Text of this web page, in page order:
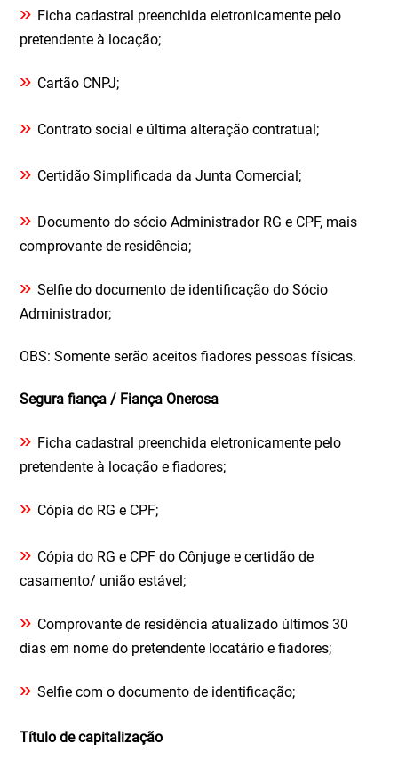
» Ficha cadastral preenchida eletronicamente pelo
pretendente à locação;
» Cartão CNPJ;
» Contrato social e última alteração contratual;
» Certidão Simplificada da Junta Comercial;
» Documento do sócio Administrador RG e CPF, mais
comprovante de residência;
» Selfie do documento de identificação do Sócio
Administrador;
OBS: Somente serão aceitos fiadores pessoas físicas.
Segura fiança / Fiança Onerosa
» Ficha cadastral preenchida eletronicamente pelo
pretendente à locação e fiadores;
» Cópia do RG e CPF;
» Cópia do RG e CPF do Cônjuge e certidão de
casamento/ união estável;
» Comprovante de residência atualizado últimos 30
dias em nome do pretendente locatário e fiadores;
» Selfie com o documento de identificação;
Título de capitalização